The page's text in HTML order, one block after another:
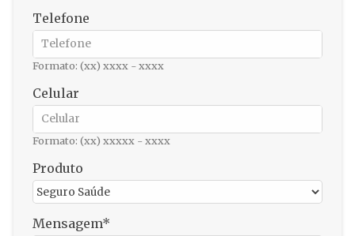
Telefone
Formato: (xx) xxxx - xxxx
Celular
Formato: (xx) xxxxx - xxxx
Produto
Mensagem